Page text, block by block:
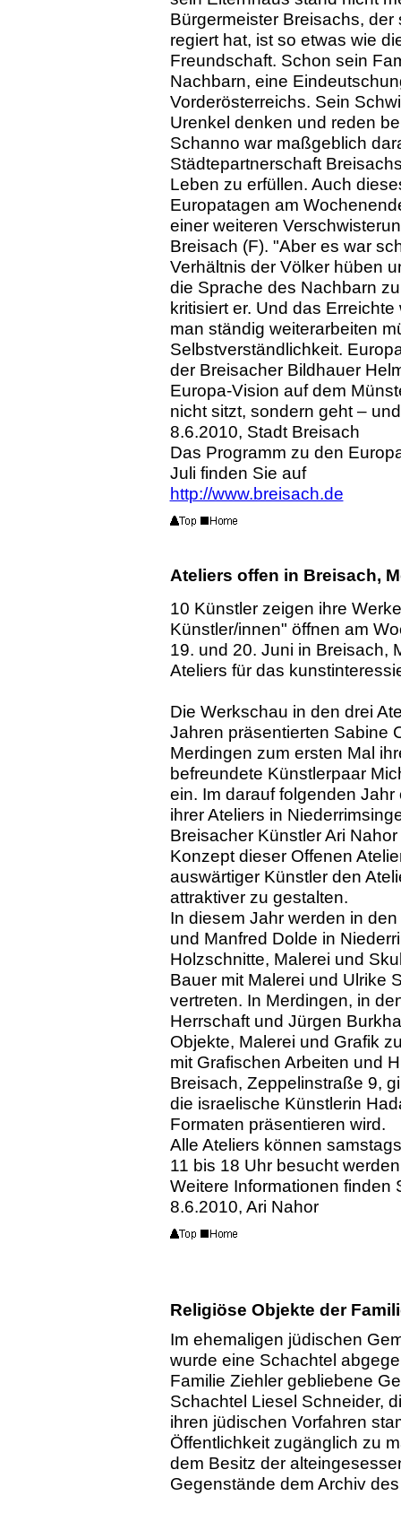
Bürgermeister Breisachs,
regiert hat, ist so etwas wie
Freundschaft. Schon sein
Nachbarn, eine
Vorderösterreichs. Sein
Urenkel denken und reden
Schanno war maßgeblich
Städtepartnerschaft
Leben zu erfüllen. Auch
Europatagen am
einer weiteren
Breisach (F). "Aber es war
Verhältnis der Völker hüben
die Sprache des Nachbarn
kritisiert er. Und das
man ständig weiterarbeiten
Selbstverständlichkeit.
der Breisacher Bildhauer
Europa-Vision auf dem
nicht sitzt, sondern geht –
8.6.2010, Stadt Breisach
Das Programm zu den
Juli finden Sie auf
http://www.breisach.de
Ateliers offen in Breisach,
10 Künstler zeigen ihre
Künstler/innen" öffnen am
19. und 20. Juni in Breisach,
Ateliers für das
Die Werkschau in den drei
Jahren präsentierten Sabine
Merdingen zum ersten Mal
befreundete Künstlerpaar
ein. Im darauf folgenden
ihrer Ateliers in
Breisacher Künstler Ari
Konzept dieser Offenen
auswärtiger Künstler den
attraktiver zu gestalten.
In diesem Jahr werden in
und Manfred Dolde in
Holzschnitte, Malerei und
Bauer mit Malerei und Ulrike
vertreten. In Merdingen, in
Herrschaft und Jürgen
Objekte, Malerei und Grafik
mit Grafischen Arbeiten und
Breisach, Zeppelinstraße 9,
die israelische Künstlerin
Formaten präsentieren wird.
Alle Ateliers können
11 bis 18 Uhr besucht
Weitere Informationen finden
8.6.2010, Ari Nahor
Religiöse Objekte der
Im ehemaligen jüdischen
wurde eine Schachtel
Familie Ziehler gebliebene
Schachtel Liesel Schneider,
ihren jüdischen Vorfahren
Öffentlichkeit zugänglich zu
dem Besitz der
Gegenstände dem Archiv